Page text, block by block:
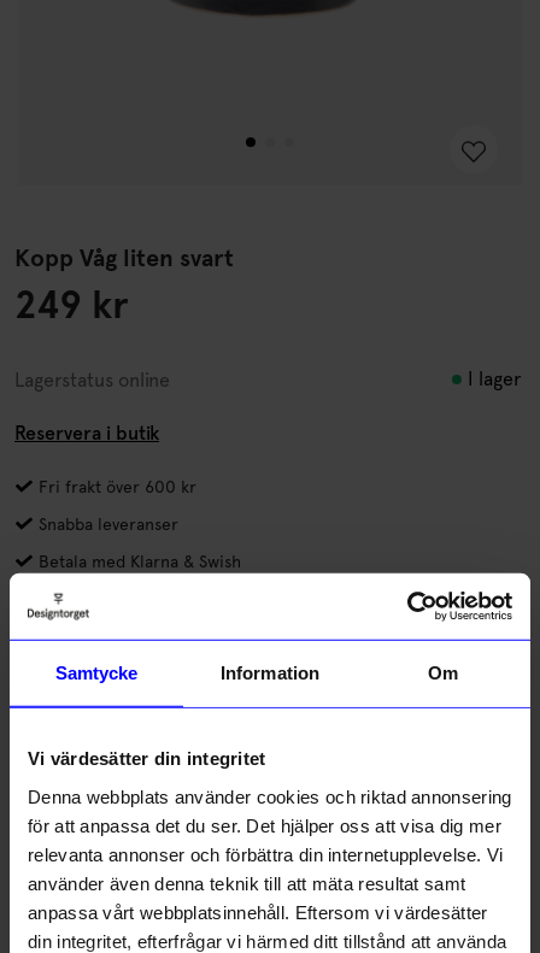
Samtycke Information Om
Vi värdesätter din integritet
Denna webbplats använder cookies och riktad annonsering
för att anpassa det du ser. Det hjälper oss att visa dig mer
relevanta annonser och förbättra din internetupplevelse. Vi
använder även denna teknik till att mäta resultat samt
anpassa vårt webbplatsinnehåll. Eftersom vi värdesätter
din integritet, efterfrågar vi härmed ditt tillstånd att använda
Kopp Våg liten svart
249 kr
Lagerstatus online I lager
Reservera i butik
Fri frakt över 600 kr
Snabba leveranser
Betala med Klarna & Swish
Handdrejad kopp från keramiker och formgivare Camilla
Engdahl. Koppen är glaserad med matt glasyr vilket skapar en
Läs mer
Beskrivning
Information